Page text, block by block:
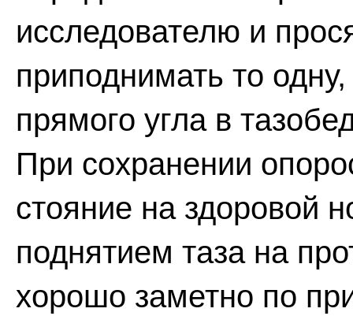
исследователю и
приподнимать то
прямого угла в
При сохранении
стояние на здоровой
поднятием таза на
хорошо заметно по